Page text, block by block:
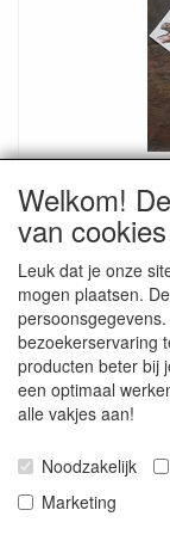
Welkom!
van cookies
Leuk dat je onze
mogen plaatsen.
bezoekerservaring
producten beter bij
een optimaal
alle vakjes aan!
Noodzakelijk
Marketing
Kwack lost
Leuk boekje met
boekje worden